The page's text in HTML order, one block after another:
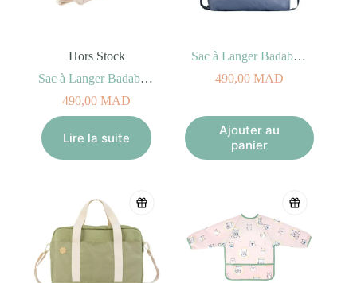
Hors Stock
Sac à Langer Badabulle Pocket Style Creme
490,00 MAD
Lire la suite
Sac à Langer Badabulle PocketStyle Bleu
490,00 MAD
Ajouter au
panier